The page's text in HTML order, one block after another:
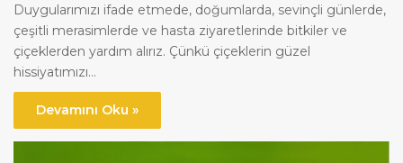
Duygularımızı ifade etmede, doğumlarda, sevinçli günlerde,
çeşitli merasimlerde ve hasta ziyaretlerinde bitkiler ve
çiçeklerden yardım alırız. Çünkü çiçeklerin güzel
hissiyatımızı…
Devamını Oku »